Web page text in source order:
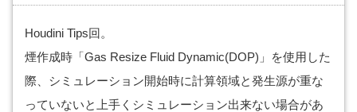
Houdini Tips回。
煙作成時「Gas Resize Fluid Dynamic(DOP)」を使用した
際、シミュレーション開始時に計算領域と発生源が重な
っていないと上手くシミュレーション出来ない場合があ